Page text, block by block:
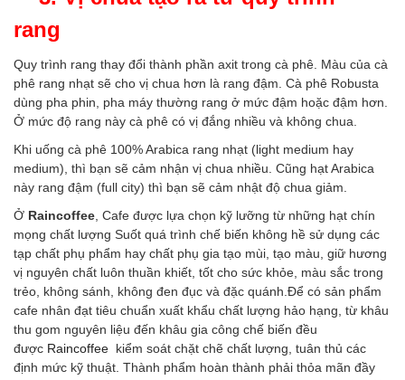
rang
Quy trình rang thay đổi thành phần axit trong cà phê. Màu của cà
phê rang nhạt sẽ cho vị chua hơn là rang đậm. Cà phê Robusta
dùng pha phin, pha máy thường rang ở mức đậm hoặc đậm hơn.
Ở mức độ rang này cà phê có vị đắng nhiều và không chua.
Khi uống cà phê 100% Arabica rang nhạt (light medium hay
medium), thì bạn sẽ cảm nhận vị chua nhiều. Cũng hạt Arabica
này rang đậm (full city) thì bạn sẽ cảm nhật độ chua giảm.
Ở Raincoffee, Cafe được lựa chọn kỹ lưỡng từ những hạt chín
mọng chất lượng Suốt quá trình chế biến không hề sử dụng các
tạp chất phụ phẩm hay chất phụ gia tạo mùi, tạo màu, giữ hương
vị nguyên chất luôn thuần khiết, tốt cho sức khỏe, màu sắc trong
trẻo, không sánh, không đen đục và đặc quánh.Để có sản phẩm
cafe nhân đạt tiêu chuẩn xuất khẩu chất lượng hảo hạng, từ khâu
thu gom nguyên liệu đến khâu gia công chế biến đều
được Raincoffee kiểm soát chặt chẽ chất lượng, tuân thủ các
định mức kỹ thuật. Thành phẩm hoàn thành phải thỏa mãn đầy